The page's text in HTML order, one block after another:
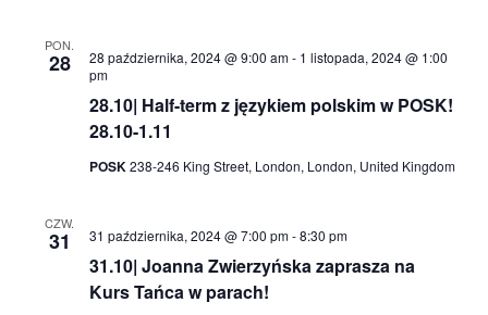
PON.
28
28.10| Half-term z językiem polskim w POSK!
28.10-1.11
28 października, 2024 @ 9:00 am- 1 listopada, 2024 @ 1:00
pm
POSK238-246 King Street, London, London, United Kingdom
CZW.
31
31.10| Joanna Zwierzyńska zaprasza na
Kurs Tańca w parach!
31 października, 2024 @ 7:00 pm-8:30 pm